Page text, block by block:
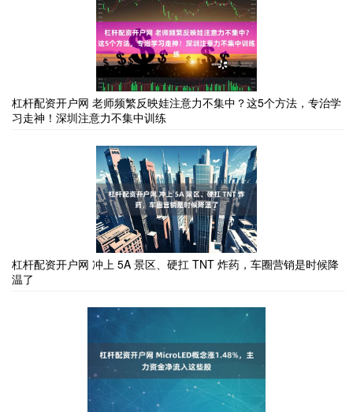
杠杆配资开户网 老师频繁反映娃注意力不集中？这5个方法，专治学
习走神！深圳注意力不集中训练
杠杆配资开户网 冲上 5A 景区、硬扛 TNT 炸药，车圈营销是时候降
温了